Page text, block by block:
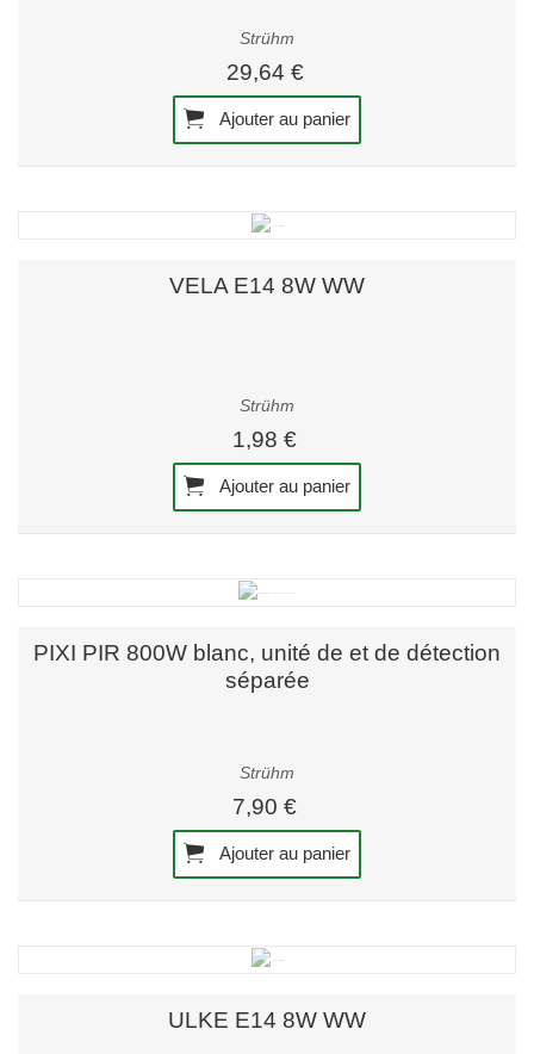
Strühm
29,64 €
Ajouter au panier
VELA E14 8W WW
Strühm
1,98 €
Ajouter au panier
PIXI PIR 800W blanc, unité de et de détection
séparée
Strühm
7,90 €
Ajouter au panier
ULKE E14 8W WW